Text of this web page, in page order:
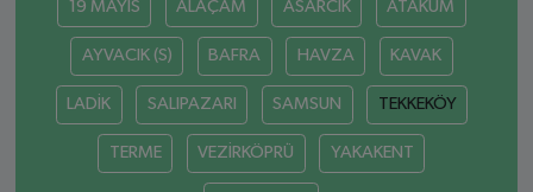
19 MAYIS ALAÇAM ASARCIK ATAKUM
AYVACIK (S) BAFRA HAVZA KAVAK
LADİK SALIPAZARI SAMSUN TEKKEKÖY
TERME VEZİRKÖPRÜ YAKAKENT